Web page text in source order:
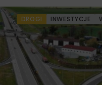
DROGI INWESTYCJE